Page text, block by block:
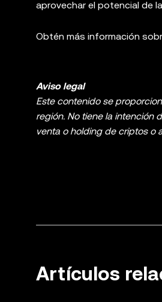
aprovechar el potencial de
Obtén más información
Aviso legal
Este contenido se
región. No tiene la intención
venta o holding de criptos o
digitales, incluidas las
Artículos